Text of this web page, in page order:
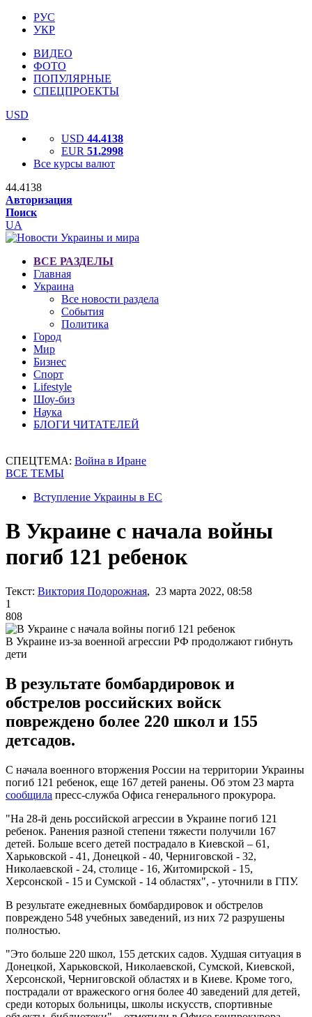
РУС
УКР
ВИДЕО
ФОТО
ПОПУЛЯРНЫЕ
СПЕЦПРОЕКТЫ
USD
USD 44.4138
EUR 51.2998
Все курсы валют
44.4138
Авторизация
Поиск
UA
ВСЕ РАЗДЕЛЫ
Главная
Украина
Все новости раздела
События
Политика
Город
Мир
Бизнес
Спорт
Lifestyle
Шоу-биз
Наука
БЛОГИ ЧИТАТЕЛЕЙ
СПЕЦТЕМА: Война в Иране
ВСЕ ТЕМЫ
Вступление Украины в ЕС
В Украине с начала войны
погиб 121 ребенок
Текст: Виктория Подорожная, 23 марта 2022, 08:58
1
808
В Украине из-за военной агрессии РФ продолжают гибнуть
дети
В результате бомбардировок и
обстрелов российских войск
повреждено более 220 школ и 155
детсадов.
С начала военного вторжения России на территории Украины
погиб 121 ребенок, еще 167 детей ранены. Об этом 23 марта
сообщила пресс-служба Офиса генерального прокурора.
"На 28-й день российской агрессии в Украине погиб 121
ребенок. Ранения разной степени тяжести получили 167
детей. Больше всего детей пострадало в Киевской – 61,
Харьковской - 41, Донецкой - 40, Черниговской - 32,
Николаевской - 24, столице - 16, Житомирской - 15,
Херсонской - 15 и Сумской - 14 областях", - уточнили в ГПУ.
В результате ежедневных бомбардировок и обстрелов
повреждено 548 учебных заведений, из них 72 разрушены
полностью.
"Это больше 220 школ, 155 детских садов. Худшая ситуация в
Донецкой, Харьковской, Николаевской, Сумской, Киевской,
Херсонской, Черниговской областях и в Киеве. Кроме того,
пострадали от вражеского огня более 40 заведений для детей,
среди которых больницы, школы искусств, спортивные